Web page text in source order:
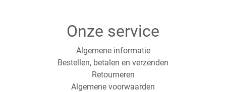
Onze service
Algemene informatie
Bestellen, betalen en verzenden
Retourneren
Algemene voorwaarden